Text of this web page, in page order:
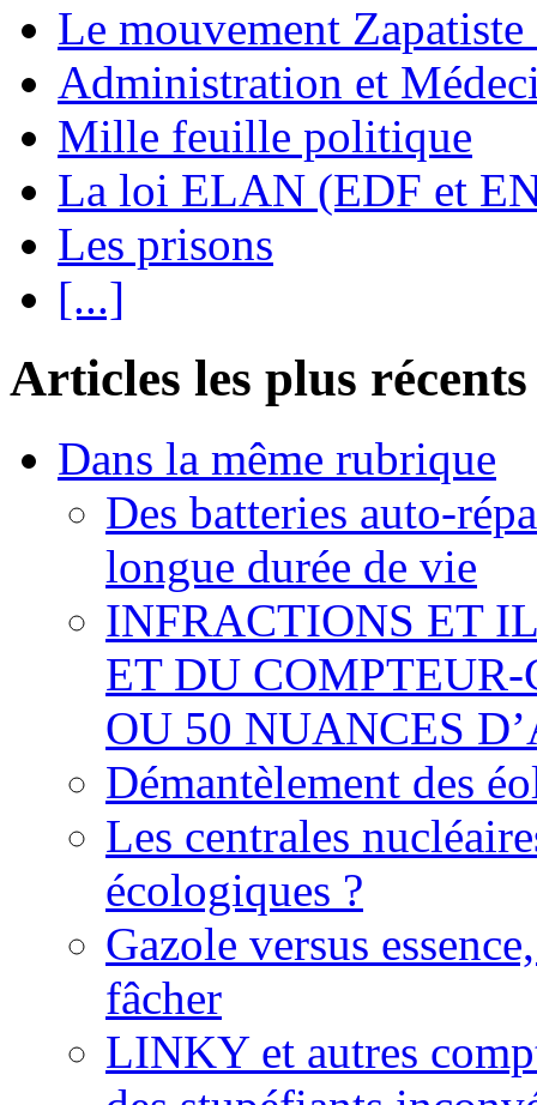
Le mouvement
Administration et
Mille feuille politique
La loi ELAN (EDF et
Les prisons
[...]
Articles les plus récents
Dans la même rubrique
Des batteries auto-
longue durée de vie
INFRACTIONS ET
ET DU
OU 50 NUANCES
Démantèlement des
Les centrales
écologiques ?
Gazole versus
fâcher
LINKY et autres